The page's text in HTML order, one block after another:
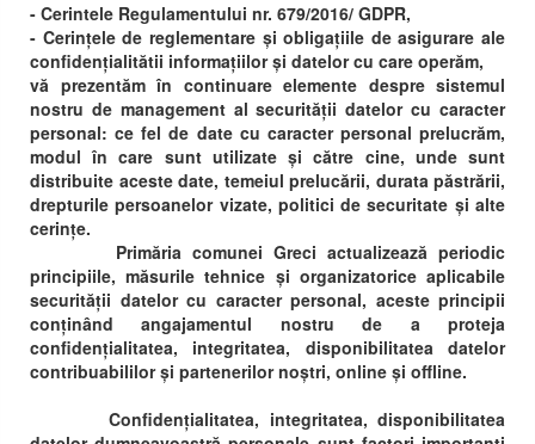
- Cerintele Regulamentului nr. 679/2016/ GDPR,
- Cerințele de reglementare și obligațiile de asigurare ale
confidențialitătii informațiilor și datelor cu care operăm,
vă prezentăm în continuare elemente despre sistemul
nostru de management al securității datelor cu caracter
personal: ce fel de date cu caracter personal prelucrăm,
modul în care sunt utilizate și către cine, unde sunt
distribuite aceste date, temeiul prelucării, durata păstrării,
drepturile persoanelor vizate, politici de securitate și alte
cerințe.
Primăria comunei Greci actualizează periodic
principiile, măsurile tehnice și organizatorice aplicabile
securității datelor cu caracter personal, aceste principii
conținând angajamentul nostru de a proteja
confidențialitatea, integritatea, disponibilitatea datelor
contribuabililor și partenerilor noștri, online și offline.
Confidențialitatea, integritatea, disponibilitatea